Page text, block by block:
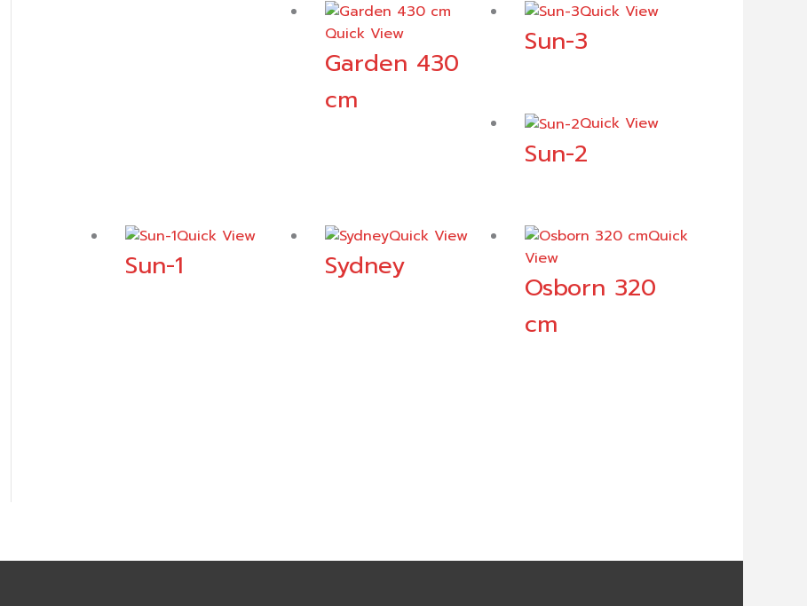
Quick View
Garden 430
cm
Quick View
Sun-3
Quick View
Sun-2
Quick View
Sun-1
Quick View
Sydney
Quick
View
Osborn 320
cm